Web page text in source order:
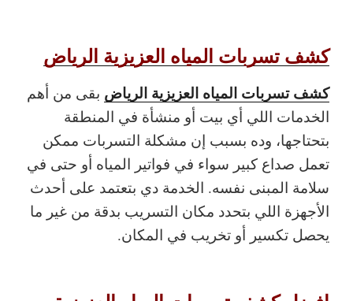
كشف تسربات المياه العزيزية الرياض
كشف تسربات المياه العزيزية الرياض بقى من أهم
الخدمات اللي أي بيت أو منشأة في المنطقة
بتحتاجها، وده بسبب إن مشكلة التسربات ممكن
تعمل صداع كبير سواء في فواتير المياه أو حتى في
سلامة المبنى نفسه. الخدمة دي بتعتمد على أحدث
الأجهزة اللي بتحدد مكان التسريب بدقة من غير ما
يحصل تكسير أو تخريب في المكان.